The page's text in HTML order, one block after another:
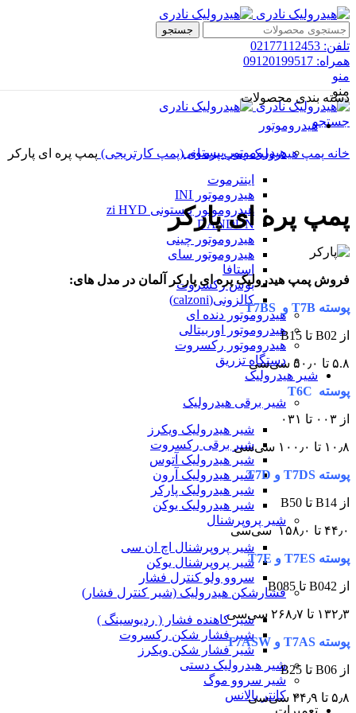
جستجو
تلفن: 02177112453
همراه: 09120199517
منو
منو
جستجو
دسته بندی محصولات
هیدروموتور
هیدروموتور پیستونی
اینترموت
هیدروموتور INI
هیدروموتور پیستونی zi HYD
DANDUN
هیدروموتور چینی
هیدروموتور سای
استافا
بوش رکسروت
کالزونی(calzoni)
هیدروموتور دنده ای
هیدروموتور اوربیتالی
هیدروموتور رکسروت
دستگاه تزریق
شیر هیدرولیک
شیر برقی هیدرولیک
شیر هیدرولیک ویکرز
شیر برقی رکسروت
شیر هیدرولیک آتوس
شیر هیدرولیک آرون
شیر هیدرولیک پارکر
شیر هیدرولیک یوکن
شیر پروپرشنال
شیر پروپرشنال اچ ان سی
شیر پروپرشنال یوکن
سروو ولو کنترل فشار
فشارشکن هیدرولیک (شیر کنترل فشار)
شير کاهنده فشار ( ردیوسینگ )
شیر فشار شکن رکسروت
شیر فشار شکن ویکرز
شیر هیدرولیک دستی
شیر سروو موگ
کانتر بالانس
تعمیرات
خانه پمپ هیدرولیکپمپ پره ای (پمپ کارتریجی) پمپ پره ای پارکر
پمپ پره ای پارکر
فروش پمپ هیدرولیک پره ای پارکر آلمان در مدل های:
پوسته T7B و T7BS
از B02 تا B15
۵.۸ تا ۵۰٫۰ سی‌سی
پوسته T6C
از ۰۰۳ تا ۰۳۱
۱۰٫۸ تا ۱۰۰٫۰ سی‌سی
پوسته T7DS و T7D
از B14 تا B50
۴۴٫۰ تا ۱۵۸٫۰ سی‌سی
پوسته T7ES و T7E
از B042 تا B085
۱۳۲٫۳ تا ۲۶۸٫۷ سی‌سی
پوسته T7AS و T7ASW
از B06 تا B25
۵٫۸ تا ۲۴٫۹ سی‌سی